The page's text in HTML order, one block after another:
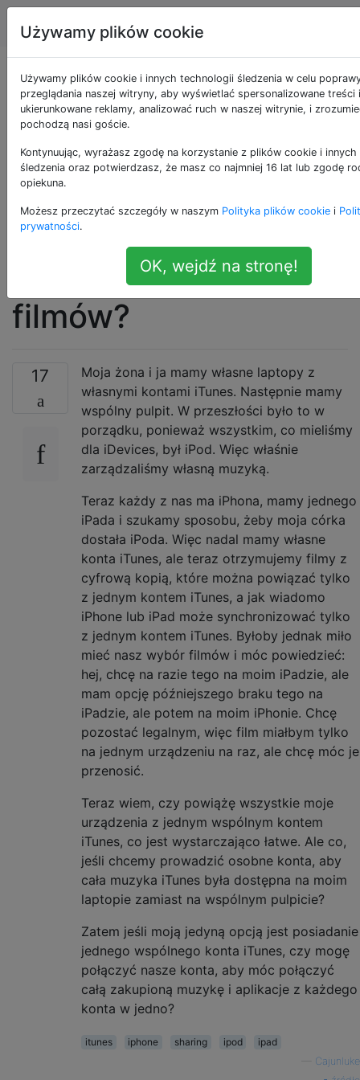
Apple Tagi
W jaki sposób
rodzina z wieloma
urządzeniami i
wieloma laptopami
udostępnia kopie
muzyki i cyfrowych
filmów?
17
Moja żona i ja mamy własne laptopy z
własnymi kontami iTunes. Następnie mamy
wspólny pulpit. W przeszłości było to w
porządku, ponieważ wszystkim, co mieliśmy
dla iDevices, był iPod. Więc właśnie
zarządzaliśmy własną muzyką.
Teraz każdy z nas ma iPhona, mamy jednego
iPada i szukamy sposobu, żeby moja córka
dostała iPoda. Więc nadal mamy własne
konta iTunes, ale teraz otrzymujemy filmy z
cyfrową kopią, które można powiązać tylko
z jednym kontem iTunes, a jak wiadomo
iPhone lub iPad może synchronizować tylko
z jednym kontem iTunes. Byłoby jednak miło
mieć nasz wybór filmów i móc powiedzieć:
hej, chcę na razie tego na moim iPadzie, ale
mam opcję późniejszego braku tego na
iPadzie, ale potem na moim iPhonie. Chcę
pozostać legalnym, więc film miałbym tylko
na jednym urządzeniu na raz, ale chcę móc je
przenosić.
Teraz wiem, czy powiążę wszystkie moje
urządzenia z jednym wspólnym kontem
iTunes, co jest wystarczająco łatwe. Ale co,
jeśli chcemy prowadzić osobne konta, aby
cała muzyka iTunes była dostępna na moim
laptopie zamiast na wspólnym pulpicie?
Zatem jeśli moją jedyną opcją jest posiadanie
jednego wspólnego konta iTunes, czy mogę
połączyć nasze konta, aby móc połączyć
całą zakupioną muzykę i aplikacje z każdego
konta w jedno?
itunes iphone sharing ipod
ipad
Cajunluke
Używamy plików cookie
Używamy plików cookie i innych technologii śledzenia w celu
przeglądania naszej witryny, aby wyświetlać spersonalizowane treści i
ukierunkowane reklamy, analizować ruch w naszej witrynie, i
pochodzą nasi goście.
Kontynuując, wyrażasz zgodę na korzystanie z plików cookie i
śledzenia oraz potwierdzasz, że masz co najmniej 16 lat lub zgodę
opiekuna.
Możesz przeczytać szczegóły w naszym Polityka plików cookie i
prywatności.
OK, wejdź na stronę!